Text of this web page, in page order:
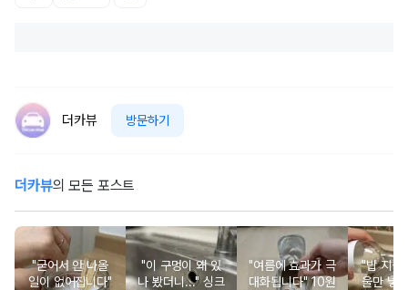
더카뷰 방문하기
더카뷰의 모든 포스트
"굳어서 안 나올
일이 없어집니다"
"이 구멍이 왜 있
나 봤더니..." 싱크
"여름에 효과가 극
대화됩니다" 10원
"밥 지을
울만 넣